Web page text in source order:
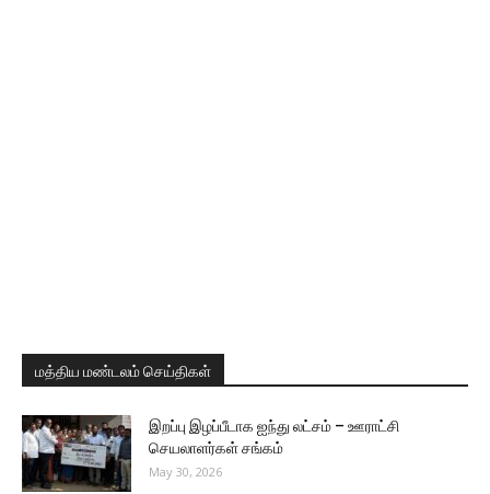
மத்திய மண்டலம் செய்திகள்
இறப்பு இழப்பீடாக ஐந்து லட்சம் – ஊராட்சி
செயலாளர்கள் சங்கம்
May 30, 2026